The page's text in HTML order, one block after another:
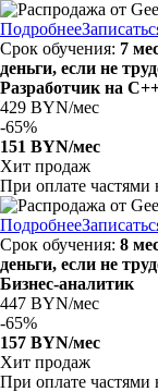
Подробнее
Срок обучения: 7
деньги, если не
Разработчик на
429 BYN/мес
-65%
151 BYN/мес
Хит продаж
При оплате частями
Подробнее
Срок обучения: 8
деньги, если не
Бизнес-аналитик
447 BYN/мес
-65%
157 BYN/мес
Хит продаж
При оплате частями